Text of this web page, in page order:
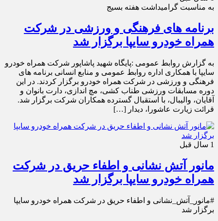
به مناسبت گرامیداشت هفته بسیج
برنامه های فرهنگی و ورزشی در شرکت
همراه خودرو سایپا برگزار شد
به گزارش روابط عمومی :پایگاه شهید پاشاپور شرکت همراه خودرو
سایپا با همکاری اداره روابط عمومی و منابع انسانی برنامه های
فرهنگی و ورزشی در شرکت همراه خودرو برگزار کردند. در این
دوره مسابقات ورزشی طناب کشی، مچ اندازی، دارت بانوان و
آقایان، والیبال، با استقبال گسترده همکاران شرکت برگزار شد.
قرائت زیارت عاشورا، دیدار […]
1 سال قبل
مانور آتش نشانی و اطفاء حریق در شرکت
همراه خودرو سایپا برگزار شد
#مانور_آتش_نشانی و اطفاء حریق در شرکت همراه خودرو سایپا
برگزار شد